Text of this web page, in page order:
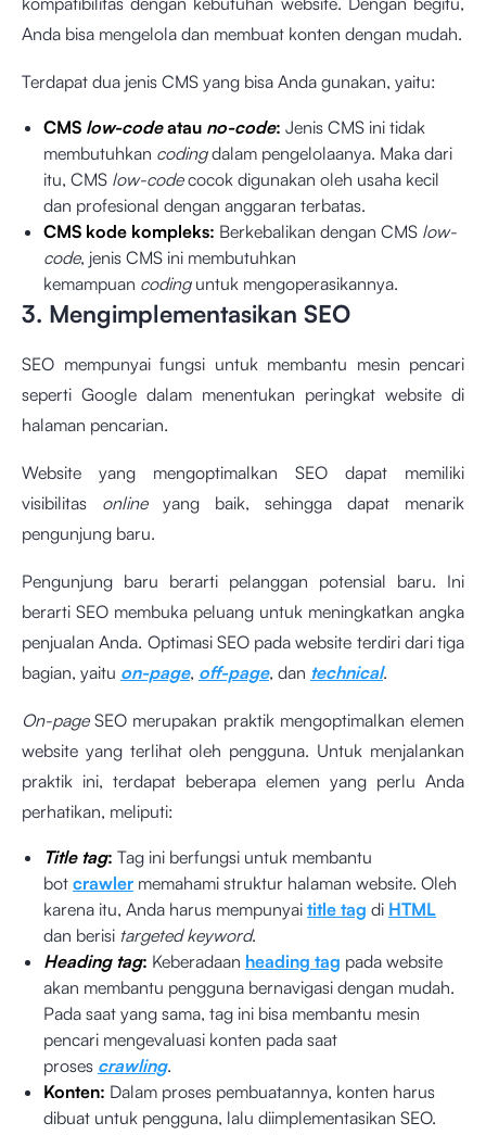
Anda bisa mengelola dan membuat konten dengan mudah.
Terdapat dua jenis CMS yang bisa Anda gunakan, yaitu:
CMS low-codeatau no-code: Jenis CMS ini tidak
membutuhkan codingdalam pengelolaanya. Maka dari
itu, CMS low-codecocok digunakan oleh usaha kecil
dan profesional dengan anggaran terbatas.
CMS kode kompleks: Berkebalikan dengan CMS low-
code, jenis CMS ini membutuhkan
kemampuan coding untuk mengoperasikannya.
3. Mengimplementasikan SEO
SEO mempunyai fungsi untuk membantu mesin pencari
seperti Google dalam menentukan peringkat website di
halaman pencarian.
Website yang mengoptimalkan SEO dapat memiliki
visibilitas onlineyang baik, sehingga dapat menarik
pengunjung baru.
Pengunjung baru berarti pelanggan potensial baru. Ini
berarti SEO membuka peluang untuk meningkatkan angka
penjualan Anda. Optimasi SEO pada website terdiri dari tiga
bagian, yaitu on-page, off-page, dan technical.
On-pageSEO merupakan praktik mengoptimalkan elemen
website yang terlihat oleh pengguna. Untuk menjalankan
praktik ini, terdapat beberapa elemen yang perlu Anda
perhatikan, meliputi:
Title tag: Tag ini berfungsi untuk membantu
bot crawler memahami struktur halaman website. Oleh
karena itu, Anda harus mempunyai title tag di HTML
dan berisi targeted keyword.
Heading tag: Keberadaan heading tag pada website
akan membantu pengguna bernavigasi dengan mudah.
Pada saat yang sama, tag ini bisa membantu mesin
pencari mengevaluasi konten pada saat
proses crawling.
Konten: Dalam proses pembuatannya, konten harus
dibuat untuk pengguna, lalu diimplementasikan SEO.